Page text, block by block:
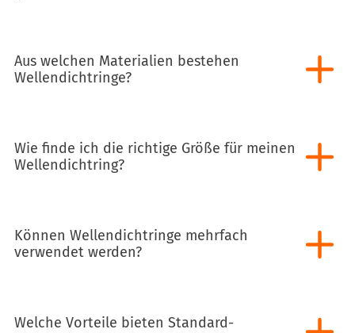
Aus welchen Materialien bestehen
Wellendichtringe?
Wie finde ich die richtige Größe für meinen
Wellendichtring?
Können Wellendichtringe mehrfach
verwendet werden?
Welche Vorteile bieten Standard-